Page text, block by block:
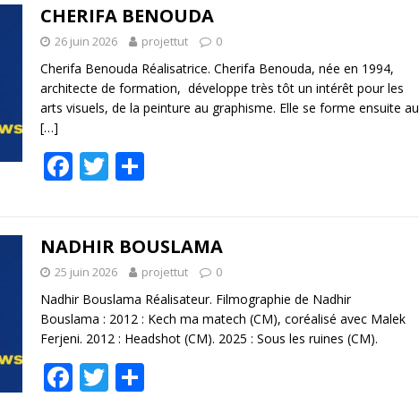
b
o
o
k
er g
er
CHERIFA BENOUDA
26 juin 2026 projettut 0
Cherifa Benouda Réalisatrice. Cherifa Benouda, née en 1994,
architecte de formation, développe très tôt un intérêt pour les
arts visuels, de la peinture au graphisme. Elle se forme ensuite au
[…]
F
b
o
o
k
T
er g
er
NADHIR BOUSLAMA
25 juin 2026 projettut 0
Nadhir Bouslama Réalisateur. Filmographie de Nadhir
Bouslama : 2012 : Kech ma matech (CM), coréalisé avec Malek
Ferjeni. 2012 : Headshot (CM). 2025 : Sous les ruines (CM).
F T